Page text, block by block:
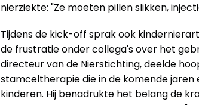
nierziekte: "Ze moeten pillen slikken,
Tijdens de kick-off sprak ook
de frustratie onder collega's over het
directeur van de Nierstichting, deelde
stamceltherapie die in de komende jaren
kinderen. Hij benadrukte het belang de